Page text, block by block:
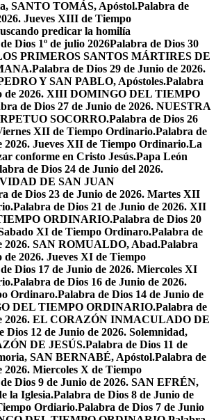
SANTO TOMÁS, Apóstol.Palabra de
Jueves XIII de Tiempo
predicar la homilía
Dios 1º de julio 2026Palabra de Dios 30
PRIMEROS SANTOS MÁRTIRES DE
Palabra de Dios 29 de Junio de 2026.
Y SAN PABLO, Apóstoles.Palabra
de 2026. XIII DOMINGO DEL TIEMPO
de Dios 27 de Junio de 2026. NUESTRA
SOCORRO.Palabra de Dios 26
XII de Tiempo Ordinario.Palabra de
2026. Jueves XII de Tiempo Ordinario.La
conforme en Cristo Jesús.Papa León
de Dios 24 de Junio del 2026.
DE SAN JUAN
de Dios 23 de Junio de 2026. Martes XII
Palabra de Dios 21 de Junio de 2026. XII
ORDINARIO.Palabra de Dios 20
XI de Tiempo Ordinaro.Palabra de
2026. SAN ROMUALDO, Abad.Palabra
de 2026. Jueves XI de Tiempo
Dios 17 de Junio de 2026. Miercoles XI
Palabra de Dios 16 de Junio de 2026.
Ordinaro.Palabra de Dios 14 de Junio de
DEL TIEMPO ORDINARIO.Palabra de
2026. EL CORAZÓN INMACULADO DE
Dios 12 de Junio de 2026. Solemnidad,
DE JESÚS.Palabra de Dios 11 de
SAN BERNABÉ, Apóstol.Palabra de
2026. Miercoles X de Tiempo
Dios 9 de Junio de 2026. SAN EFRÉN,
la Iglesia.Palabra de Dios 8 de Junio de
Ordiario.Palabra de Dios 7 de Junio